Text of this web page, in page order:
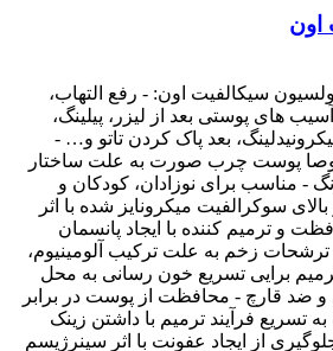
اون
سیکالفیت اون: - رفع التهاب،
های پوستی بعد از لیزر، پیلینگ،
بعد پاک کردن تاتو و… -
پوست چرب صورت به علت ساختار
- مناسب برای نوزادان، کودکان و
سوکرالفیت میکرونایز شده با اثر
و ترمیم کننده با ایجاد پانسمان
زخم به علت ترکیب آلومینیوم،
برایی تسریع خون رسانی به محل
و ضد قارچ - محافظت از پوست در برابر
تسریع فرآیند ترمیم با داشتن زینک
از ایجاد عفونت با اثر سینرژیسم